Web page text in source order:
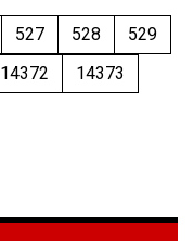
527 528
529
14372
14373